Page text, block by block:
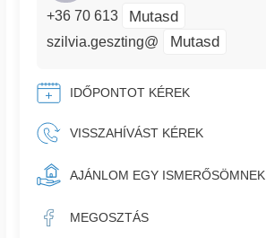
+36 70 613 Mutasd
szilvia.geszting@ Mutasd
IDŐPONTOT KÉREK
VISSZAHÍVÁST KÉREK
AJÁNLOM EGY ISMERŐSÖMNEK
MEGOSZTÁS